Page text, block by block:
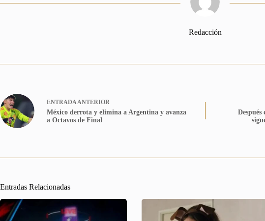
Redacción
ENTRADAANTERIOR
México derrota y elimina a Argentina y avanza
a Octavos de Final
Después
Entradas Relacionadas